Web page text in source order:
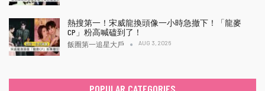
熱搜第一！宋威龍換頭像一小時急撤下！「龍麥
CP」粉高喊磕到了！
飯圈第一追星大戶 AUG 3, 2026